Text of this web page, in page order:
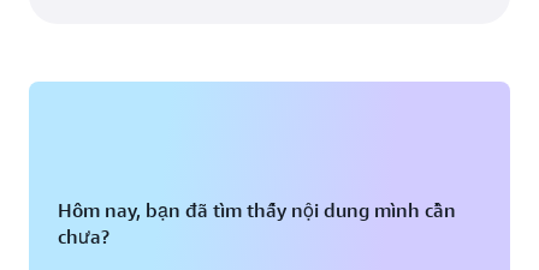
Hôm nay, bạn đã tìm thấy nội dung mình cần
chưa?